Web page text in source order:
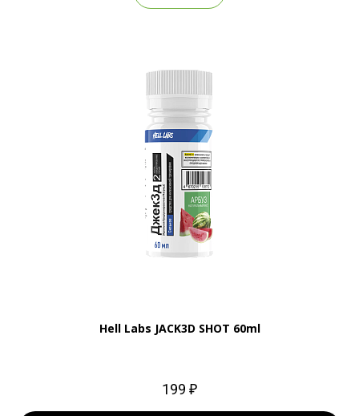
Hell Labs JACK3D SHOT 60ml
199 ₽